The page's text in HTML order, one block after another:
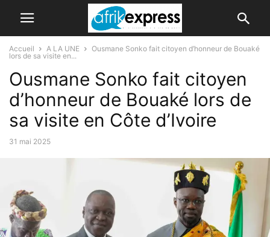
Accueil A LA UNE
Ousmane Sonko fait citoyen d’honneur de Bouaké
lors de sa visite en...
Ousmane Sonko fait citoyen
d’honneur de Bouaké lors de
sa visite en Côte d’Ivoire
31 mai 2025